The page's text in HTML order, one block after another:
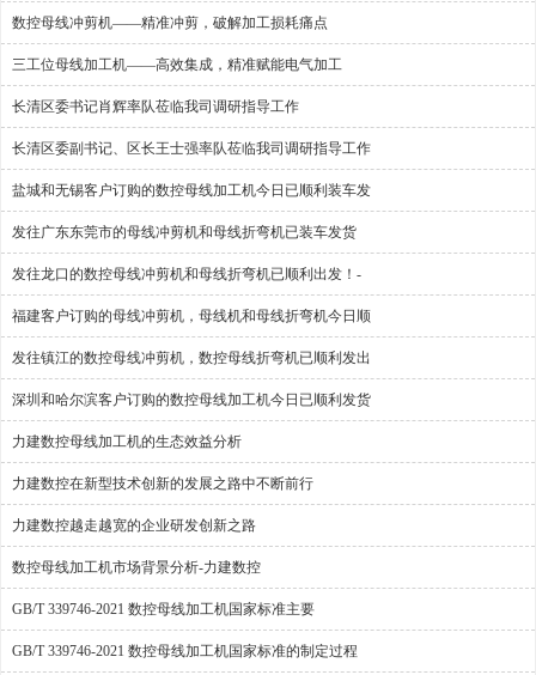
数控母线冲剪机——精准冲剪，破解加工损耗痛点
三工位母线加工机——高效集成，精准赋能电气加工
长清区委书记肖辉率队莅临我司调研指导工作
长清区委副书记、区长王士强率队莅临我司调研指导工作
盐城和无锡客户订购的数控母线加工机今日已顺利装车发
发往广东东莞市的母线冲剪机和母线折弯机已装车发货
发往龙口的数控母线冲剪机和母线折弯机已顺利出发！-
福建客户订购的母线冲剪机，母线机和母线折弯机今日顺
发往镇江的数控母线冲剪机，数控母线折弯机已顺利发出
深圳和哈尔滨客户订购的数控母线加工机今日已顺利发货
力建数控母线加工机的生态效益分析
力建数控在新型技术创新的发展之路中不断前行
力建数控越走越宽的企业研发创新之路
数控母线加工机市场背景分析-力建数控
GB/T 339746-2021 数控母线加工机国家标准主要
GB/T 339746-2021 数控母线加工机国家标准的制定过程